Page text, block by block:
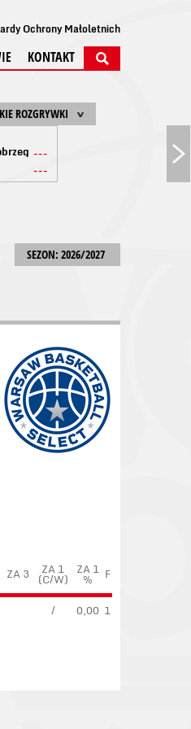
Ochrony Małoletnich
KONTAKT
ROZGRYWKI
---
---
SEZON: 2026/2027
ZA 3 ZA 1
(C/W)
ZA 1
% F
/ 0,00 1